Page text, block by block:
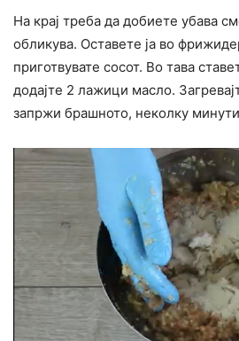
На крај треба да добиете убава
обликува. Оставете ја во
приготвувате сосот. Во тава
додајте 2 лажици масло.
запржи брашното, неколку